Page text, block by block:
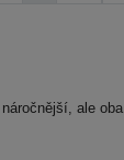
ale